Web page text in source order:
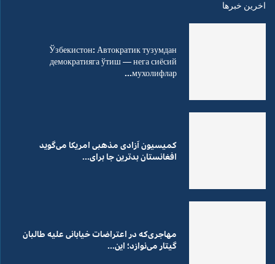
اخرین خبرها
Ўзбекистон: Автократик тузумдан
демократияга ўтиш — нега сиёсий
мухолифлар...
کمیسیون آزادی مذهبی امریکا می‌گوید
افغانستان بدترین جا برای...
مهاجری‌که در اعتراضات خیابانی علیه طالبان
گیتار می‌نوازد؛ این...